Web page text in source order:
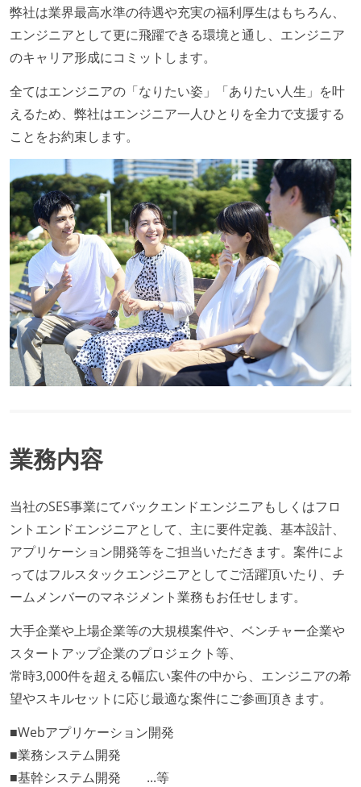
弊社は業界最高水準の待遇や充実の福利厚生はもちろん、
エンジニアとして更に飛躍できる環境と通し、エンジニア
のキャリア形成にコミットします。
全てはエンジニアの「なりたい姿」「ありたい人生」を叶
えるため、弊社はエンジニア一人ひとりを全力で支援する
ことをお約束します。
業務内容
当社のSES事業にてバックエンドエンジニアもしくはフロ
ントエンドエンジニアとして、主に要件定義、基本設計、
アプリケーション開発等をご担当いただきます。案件によ
ってはフルスタックエンジニアとしてご活躍頂いたり、チ
ームメンバーのマネジメント業務もお任せします。
大手企業や上場企業等の大規模案件や、ベンチャー企業や
スタートアップ企業のプロジェクト等、
常時3,000件を超える幅広い案件の中から、エンジニアの希
望やスキルセットに応じ最適な案件にご参画頂きます。
■Webアプリケーション開発
■業務システム開発
■基幹システム開発 ...等